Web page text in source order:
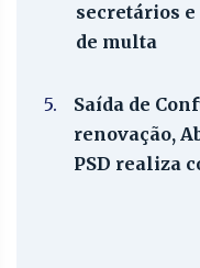
secretários
de multa
5.
Saída de
renovação,
PSD realiza